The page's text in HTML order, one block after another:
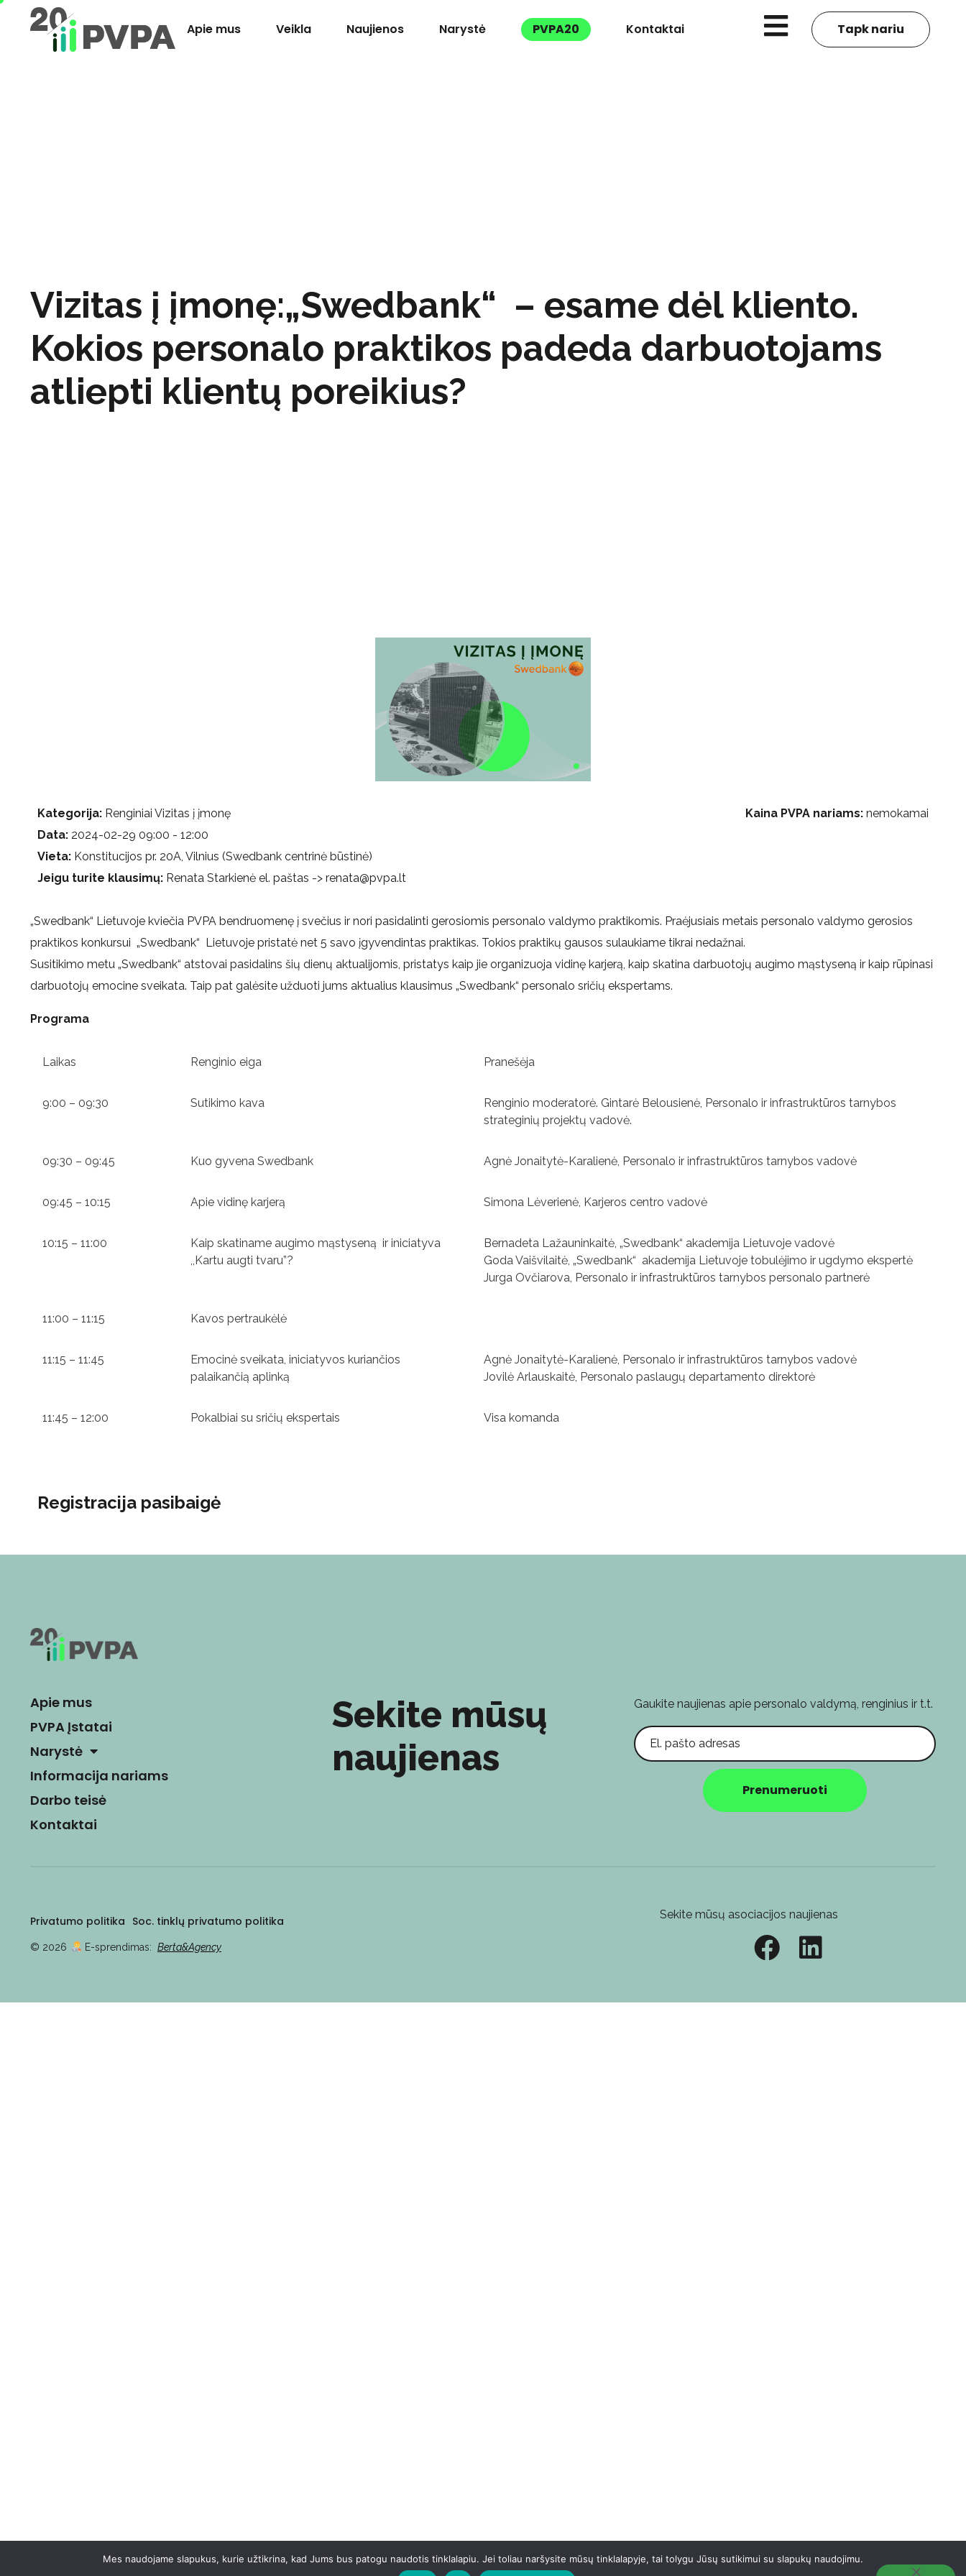
Apie mus Veikla Naujienos Narystė PVPA20 Kontaktai Tapk nariu
Vizitas į įmonę:„Swedbank“ – esame dėl kliento.
Kokios personalo praktikos padeda darbuotojams
atliepti klientų poreikius?
Kategorija: Renginiai Vizitas į įmonę
Data: 2024-02-29 09:00 - 12:00
Vieta: Konstitucijos pr. 20A, Vilnius (Swedbank centrinė būstinė)
Jeigu turite klausimų: Renata Starkienė el. paštas -> renata@pvpa.lt
Kaina PVPA nariams: nemokamai
„Swedbank“ Lietuvoje kviečia PVPA bendruomenę į svečius ir nori pasidalinti gerosiomis personalo valdymo praktikomis. Praėjusiais metais personalo valdymo gerosios
praktikos konkursui „Swedbank“ Lietuvoje pristatė net 5 savo įgyvendintas praktikas. Tokios praktikų gausos sulaukiame tikrai nedažnai.
Susitikimo metu „Swedbank“ atstovai pasidalins šių dienų aktualijomis, pristatys kaip jie organizuoja vidinę karjerą, kaip skatina darbuotojų augimo mąstyseną ir kaip rūpinasi
darbuotojų emocine sveikata. Taip pat galėsite užduoti jums aktualius klausimus „Swedbank“ personalo sričių ekspertams.
Programa
Laikas Renginio eiga Pranešėja
9:00 – 09:30 Sutikimo kava
Renginio moderatorė. Gintarė Belousienė, Personalo ir infrastruktūros tarnybos
strateginių projektų vadovė.
09:30 – 09:45 Kuo gyvena Swedbank Agnė Jonaitytė-Karalienė, Personalo ir infrastruktūros tarnybos vadovė
09:45 – 10:15 Apie vidinę karjerą Simona Lėverienė, Karjeros centro vadovė
10:15 – 11:00
Kaip skatiname augimo mąstyseną ir iniciatyva
,,Kartu augti tvaru”?
Bernadeta Lažauninkaitė, „Swedbank“ akademija Lietuvoje vadovė
Goda Vaišvilaitė, „Swedbank“ akademija Lietuvoje tobulėjimo ir ugdymo ekspertė
Jurga Ovčiarova, Personalo ir infrastruktūros tarnybos personalo partnerė
11:00 – 11:15 Kavos pertraukėlė
11:15 – 11:45
Emocinė sveikata, iniciatyvos kuriančios
palaikančią aplinką
Agnė Jonaitytė-Karalienė, Personalo ir infrastruktūros tarnybos vadovė
Jovilė Arlauskaitė, Personalo paslaugų departamento direktorė
11:45 – 12:00 Pokalbiai su sričių ekspertais Visa komanda
Registracija pasibaigė
Apie mus
PVPA Įstatai
Narystė
Informacija nariams
Darbo teisė
Kontaktai
Sekite mūsų
naujienas
Gaukite naujienas apie personalo valdymą, renginius ir t.t.
El. pašto adresas
Prenumeruoti
Privatumo politika Soc. tinklų privatumo politika
© 2026 E-sprendimas: Berta&Agency
Sekite mūsų asociacijos naujienas
Mes naudojame slapukus, kurie užtikrina, kad Jums bus patogu naudotis tinklalapiu. Jei toliau naršysite mūsų tinklalapyje, tai tolygu Jūsų sutikimui su slapukų naudojimu.